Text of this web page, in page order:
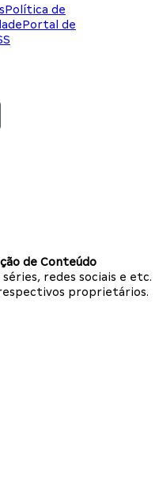
Política de
Portal de
de Conteúdo
redes sociais e etc.
proprietários.